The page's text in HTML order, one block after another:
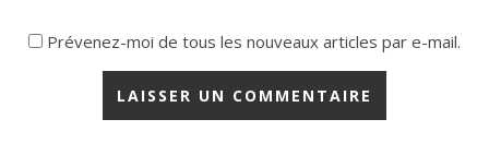
Prévenez-moi de tous les nouveaux articles par e-mail.